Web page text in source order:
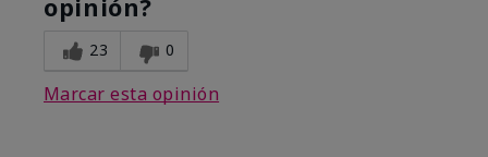
opinión?
23 0
Marcar esta opinión